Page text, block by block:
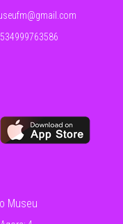
Museu